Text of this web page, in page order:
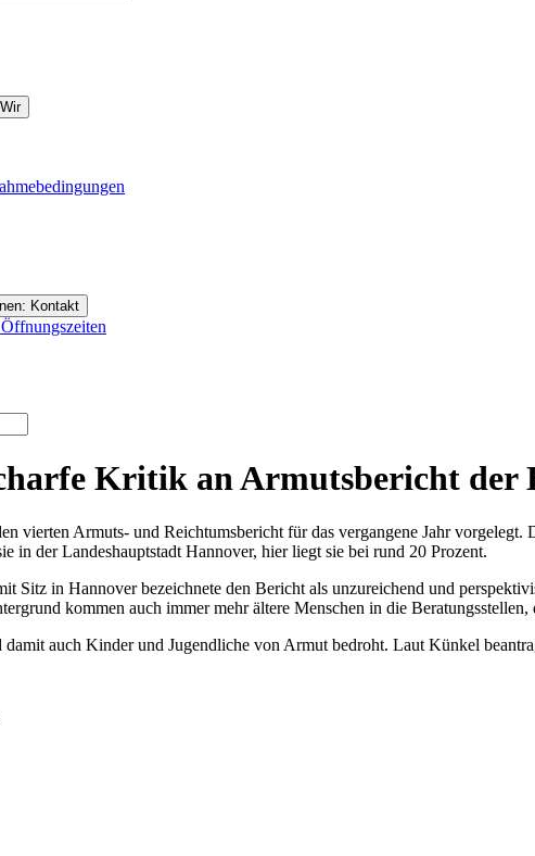
Kontakt
Kritik an Armutsbericht der
vierten Armuts- und Reichtumsbericht für das vergangene Jahr
in der Landeshauptstadt Hannover, hier liegt sie bei rund 20 Prozent.
Sitz in Hannover bezeichnete den Bericht als unzureichend und
kommen auch immer mehr ältere Menschen in die
damit auch Kinder und Jugendliche von Armut bedroht. Laut Künkel